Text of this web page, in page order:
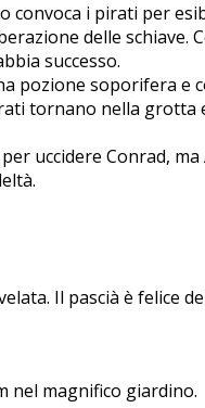
i pirati per
delle
successo.
soporifera e
tornano nella
uccidere Conrad,
Il pascià è felice
nel magnifico giardino.